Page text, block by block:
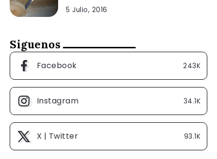
5 Julio, 2016
Siguenos
Facebook 243K
Instagram 34.1K
X | Twitter 93.1K